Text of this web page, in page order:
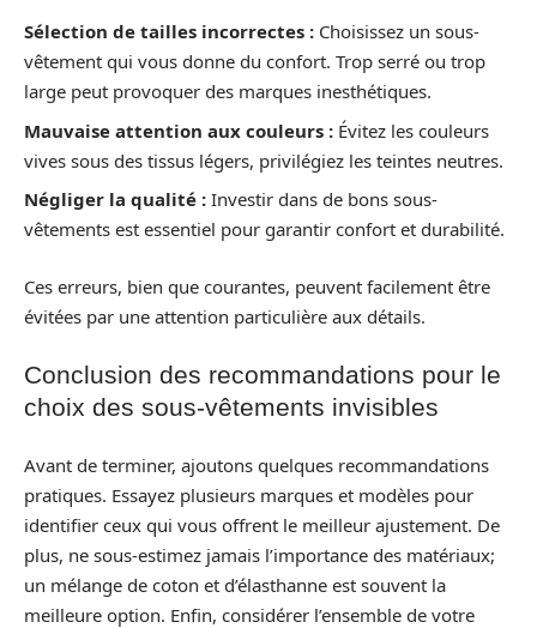
Sélection de tailles incorrectes : Choisissez un sous-
vêtement qui vous donne du confort. Trop serré ou trop
large peut provoquer des marques inesthétiques.
Mauvaise attention aux couleurs : Évitez les couleurs
vives sous des tissus légers, privilégiez les teintes neutres.
Négliger la qualité : Investir dans de bons sous-
vêtements est essentiel pour garantir confort et durabilité.
Ces erreurs, bien que courantes, peuvent facilement être
évitées par une attention particulière aux détails.
Conclusion des recommandations pour le
choix des sous-vêtements invisibles
Avant de terminer, ajoutons quelques recommandations
pratiques. Essayez plusieurs marques et modèles pour
identifier ceux qui vous offrent le meilleur ajustement. De
plus, ne sous-estimez jamais l’importance des matériaux;
un mélange de coton et d’élasthanne est souvent la
meilleure option. Enfin, considérer l’ensemble de votre